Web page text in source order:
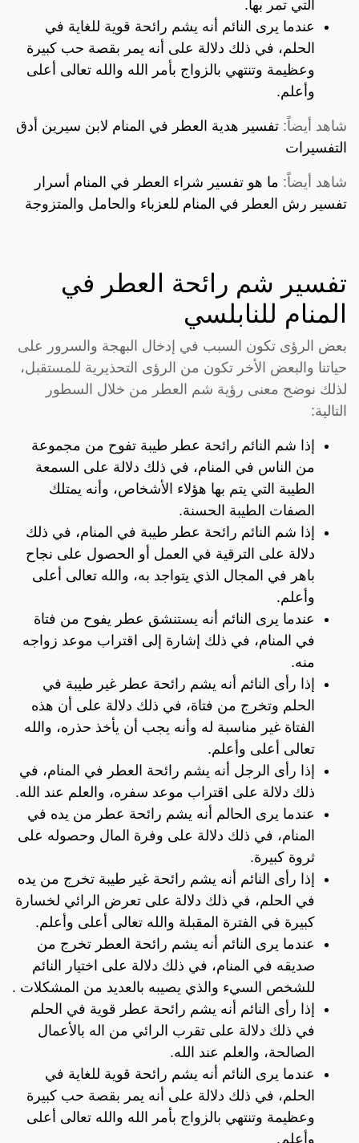
التي تمر بها.
عندما يرى النائم أنه يشم رائحة قوية للغاية في
الحلم، في ذلك دلالة على أنه يمر بقصة حب كبيرة
وعظيمة وتنتهي بالزواج بأمر الله والله تعالى أعلى
وأعلم.
شاهد أيضاً: تفسير هدية العطر في المنام لابن سيرين أدق
التفسيرات
شاهد أيضاً: ما هو تفسير شراء العطر في المنام أسرار
تفسير رش العطر في المنام للعزباء والحامل والمتزوجة
تفسير شم رائحة العطر في
المنام للنابلسي
بعض الرؤى تكون السبب في إدخال البهجة والسرور على
حياتنا والبعض الأخر تكون من الرؤى التحذيرية للمستقبل،
لذلك نوضح معنى رؤية شم العطر من خلال السطور
التالية:
إذا شم النائم رائحة عطر طيبة تفوح من مجموعة
من الناس في المنام، في ذلك دلالة على السمعة
الطيبة التي يتم بها هؤلاء الأشخاص، وأنه يمتلك
الصفات الطيبة الحسنة.
إذا شم النائم رائحة عطر طيبة في المنام، في ذلك
دلالة على الترقية في العمل أو الحصول على نجاح
باهر في المجال الذي يتواجد به، والله تعالى أعلى
وأعلم.
عندما يرى النائم أنه يستنشق عطر يفوح من فتاة
في المنام، في ذلك إشارة إلى اقتراب موعد زواجه
منه.
إذا رأى النائم أنه يشم رائحة عطر غير طيبة في
الحلم وتخرج من فتاة، في ذلك دلالة على أن هذه
الفتاة غير مناسبة له وأنه يجب أن يأخذ حذره، والله
تعالى أعلى وأعلم.
إذا رأى الرجل أنه يشم رائحة العطر في المنام، في
ذلك دلالة على اقتراب موعد سفره، والعلم عند الله.
عندما يرى الحالم أنه يشم رائحة عطر من يده في
المنام، في ذلك دلالة على وفرة المال وحصوله على
ثروة كبيرة.
إذا رأى النائم أنه يشم رائحة غير طيبة تخرج من يده
في الحلم، في ذلك دلالة على تعرض الرائي لخسارة
كبيرة في الفترة المقبلة والله تعالى أعلى وأعلم.
عندما يرى النائم أنه يشم رائحة العطر تخرج من
صديقه في المنام، في ذلك دلالة على اختيار النائم
للشخص السيء والذي يصيبه بالعديد من المشكلات .
إذا رأى النائم أنه يشم رائحة عطر قوية في الحلم
في ذلك دلالة على تقرب الرائي من اله بالأعمال
الصالحة، والعلم عند الله.
عندما يرى النائم أنه يشم رائحة قوية للغاية في
الحلم، في ذلك دلالة على أنه يمر بقصة حب كبيرة
وعظيمة وتنتهي بالزواج بأمر الله والله تعالى أعلى
وأعلم.